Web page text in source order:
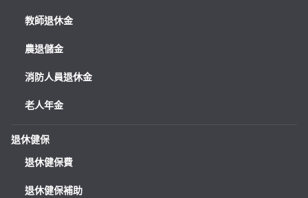
教師退休金
農退儲金
消防人員退休金
老人年金
退休健保
退休健保費
退休健保補助